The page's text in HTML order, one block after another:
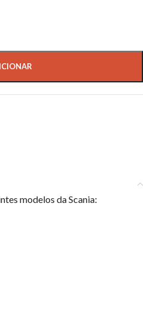
modelos da Scania: